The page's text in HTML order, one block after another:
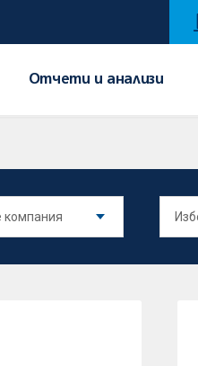
Отчети и анализи